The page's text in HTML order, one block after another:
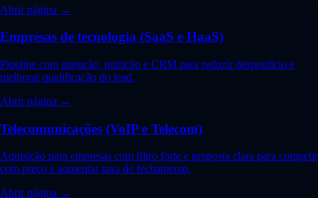
Abrir página →
Empresas de tecnologia (SaaS e HaaS)
Pipeline com intenção, nutrição e CRM para reduzir desperdício e
melhorar qualificação do lead.
Abrir página →
Telecomunicações (VoIP e Telecom)
Aquisição para empresas com filtro forte e proposta clara para competir
com preço e aumentar taxa de fechamento.
Abrir página →